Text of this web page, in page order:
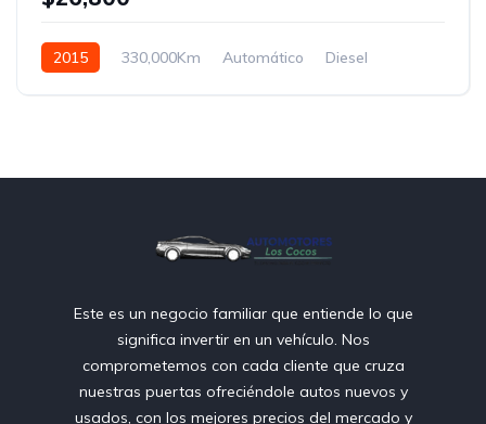
2015 330,000Km Automático
Diesel
Este es un negocio familiar que entiende lo que
significa invertir en un vehículo. Nos
comprometemos con cada cliente que cruza
nuestras puertas ofreciéndole autos nuevos y
usados, con los mejores precios del mercado y